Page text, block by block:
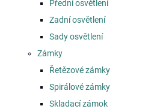
Přední osvětlení
Zadní osvětlení
Sady osvětlení
Zámky
Řetězové zámky
Spirálové zámky
Skladací zámok